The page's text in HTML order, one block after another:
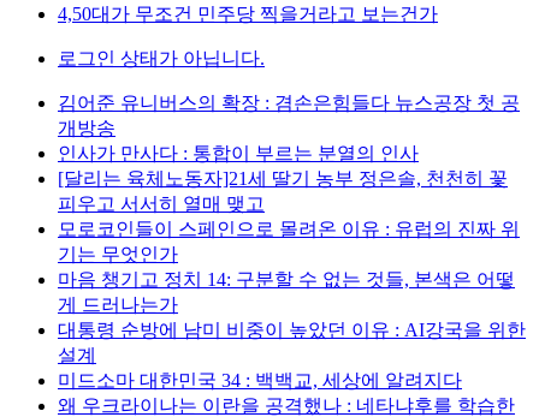
4,50대가 무조건 민주당 찍을거라고 보는건가
로그인 상태가 아닙니다.
김어준 유니버스의 확장 : 겸손은힘들다 뉴스공장 첫 공
개방송
인사가 만사다 : 통합이 부르는 분열의 인사
[달리는 육체노동자]21세 딸기 농부 정은솔, 천천히 꽃
피우고 서서히 열매 맺고
모로코인들이 스페인으로 몰려온 이유 : 유럽의 진짜 위
기는 무엇인가
마음 챙기고 정치 14: 구분할 수 없는 것들, 본색은 어떻
게 드러나는가
대통령 순방에 남미 비중이 높았던 이유 : AI강국을 위한
설계
미드소마 대한민국 34 : 백백교, 세상에 알려지다
왜 우크라이나는 이란을 공격했나 : 네타냐후를 학습한